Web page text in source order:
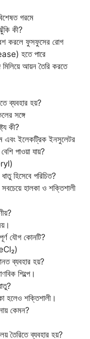
গরমে
কী?
করলে ফুসফুসের রোগ
হতে পারে
মিলিয়ে আয়ন তৈরি করতে
ব্যবহার হয়?
সঙ্গে
কী?
এবং ইলেকট্রিক ইনসুলেটর
পাওয়া যায়?
হিসেবে পরিচিত?
হালকা ও শক্তিশালী
যৌগ কোনটি?
ব্যবহার হয়?
শিল্পে।
হলেও শক্তিশালী।
কেমন?
তৈরিতে ব্যবহার হয়?